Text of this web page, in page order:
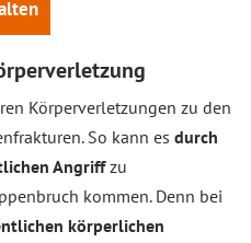
Körperverletzungen zu den
So kann es durch
Angriffzu
kommen. Denn bei
körperlichen